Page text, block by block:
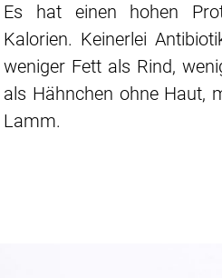
Es hat einen hohen
Kalorien. Keinerlei
weniger Fett als Rind,
als Hähnchen ohne Haut,
Lamm.